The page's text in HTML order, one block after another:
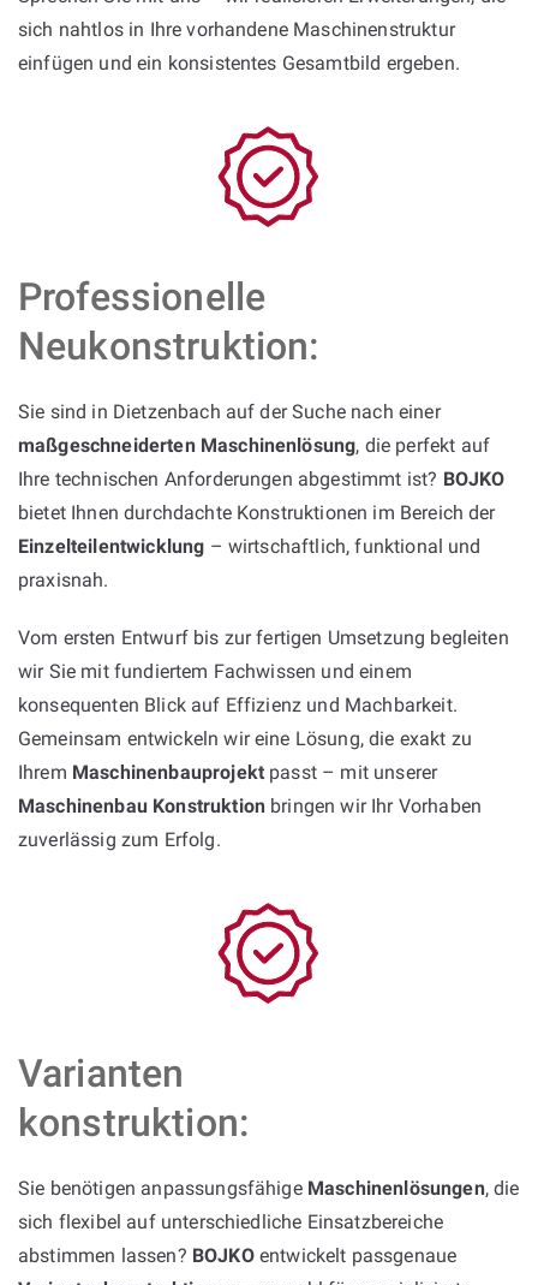
sich nahtlos in Ihre vorhandene Maschinenstruktur
einfügen und ein konsistentes Gesamtbild ergeben.
Professionelle
Neukonstruktion:
Sie sind in Dietzenbach auf der Suche nach einer
maßgeschneiderten Maschinenlösung, die perfekt auf
Ihre technischen Anforderungen abgestimmt ist? BOJKO
bietet Ihnen durchdachte Konstruktionen im Bereich der
Einzelteilentwicklung – wirtschaftlich, funktional und
praxisnah.
Vom ersten Entwurf bis zur fertigen Umsetzung begleiten
wir Sie mit fundiertem Fachwissen und einem
konsequenten Blick auf Effizienz und Machbarkeit.
Gemeinsam entwickeln wir eine Lösung, die exakt zu
Ihrem Maschinenbauprojekt passt – mit unserer
Maschinenbau Konstruktion bringen wir Ihr Vorhaben
zuverlässig zum Erfolg.
Varianten
konstruktion:
Sie benötigen anpassungsfähige Maschinenlösungen, die
sich flexibel auf unterschiedliche Einsatzbereiche
abstimmen lassen? BOJKOentwickelt passgenaue